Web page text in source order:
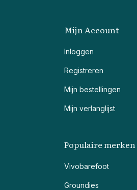
Mijn Account
Inloggen
Registreren
Mijn bestellingen
Mijn verlanglijst
Populaire merken
Vivobarefoot
Groundies